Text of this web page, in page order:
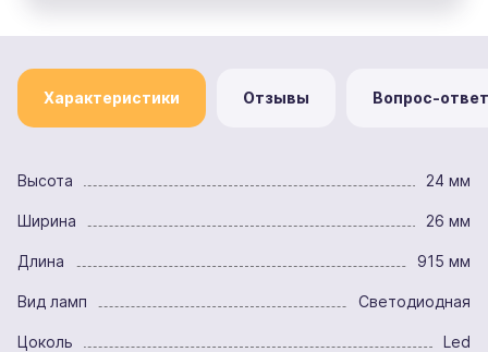
Характеристики Отзывы Вопрос-ответ
Высота 24 мм
Ширина 26 мм
Длина 915 мм
Вид ламп Светодиодная
Цоколь Led